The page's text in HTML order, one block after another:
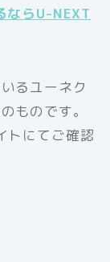
ならU-NEXT
るユーネク
ものです。
トにてご確認